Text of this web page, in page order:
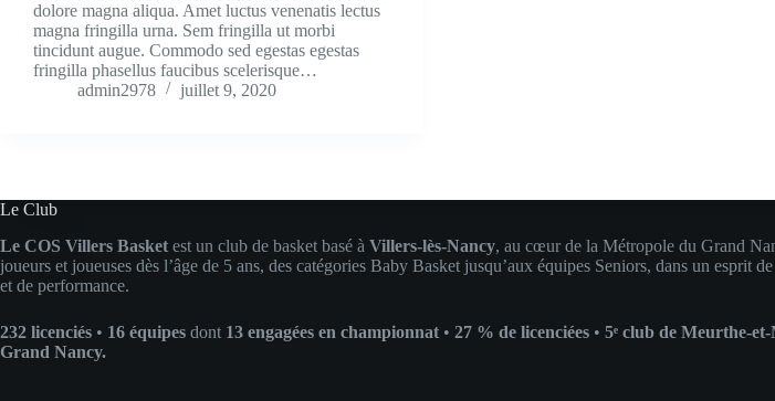
dolore magna aliqua. Amet luctus venenatis lectus
magna fringilla urna. Sem fringilla ut morbi
tincidunt augue. Commodo sed egestas egestas
fringilla phasellus faucibus scelerisque…
admin2978
juillet 9, 2020
Le Club
Le COS Villers Basket est un club de basket basé à Villers-lès-Nancy, au cœur de la Métropole du Grand
joueurs et joueuses dès l’âge de 5 ans, des catégories Baby Basket jusqu’aux équipes Seniors, dans un esprit
et de performance.
232 licenciés • 16 équipes dont 13 engagées en championnat • 27 % de licenciées • 5ᵉ club de Meurthe-et-
Grand Nancy.